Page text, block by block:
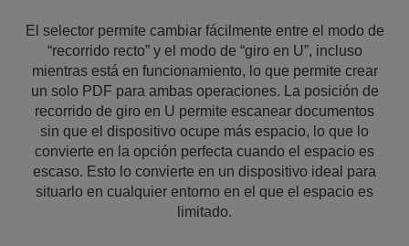
El selector permite cambiar fácilmente entre el modo de
“recorrido recto” y el modo de “giro en U”, incluso
mientras está en funcionamiento, lo que permite crear
un solo PDF para ambas operaciones. La posición de
recorrido de giro en U permite escanear documentos
sin que el dispositivo ocupe más espacio, lo que lo
convierte en la opción perfecta cuando el espacio es
escaso. Esto lo convierte en un dispositivo ideal para
situarlo en cualquier entorno en el que el espacio es
limitado.